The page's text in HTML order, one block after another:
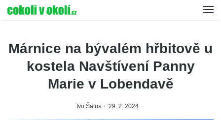
Márnice na bývalém hřbitově u
kostela Navštívení Panny
Marie v Lobendavě
Ivo Šafus 29. 2. 2024